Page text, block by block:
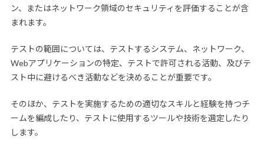
ン、またはネットワーク領域のセキュリティを評価することが含
まれます。
テストの範囲については、テストするシステム、ネットワーク、
Webアプリケーションの特定、テストで許可される活動、及びテ
スト中に避けるべき活動などを決めることが重要です。
そのほか、テストを実施するための適切なスキルと経験を持つチ
ームを編成したり、テストに使用するツールや技術を選定したり
します。